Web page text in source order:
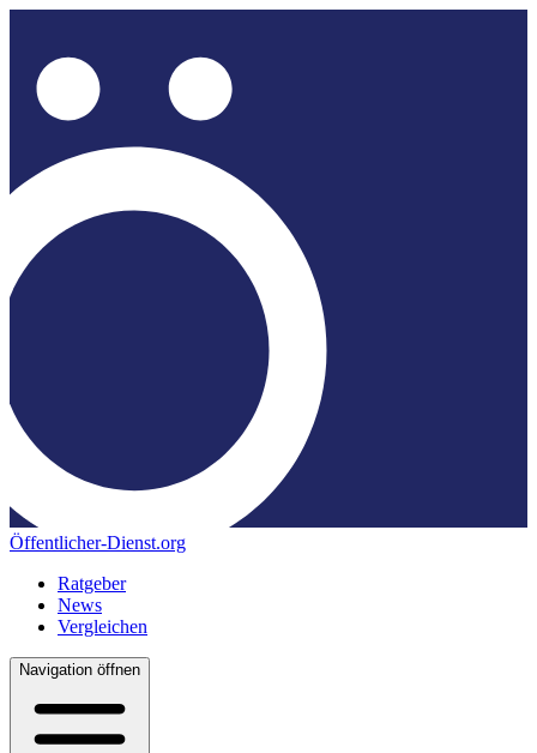
Öffentlicher-Dienst.org
Ratgeber
News
Vergleichen
Navigation öffnen